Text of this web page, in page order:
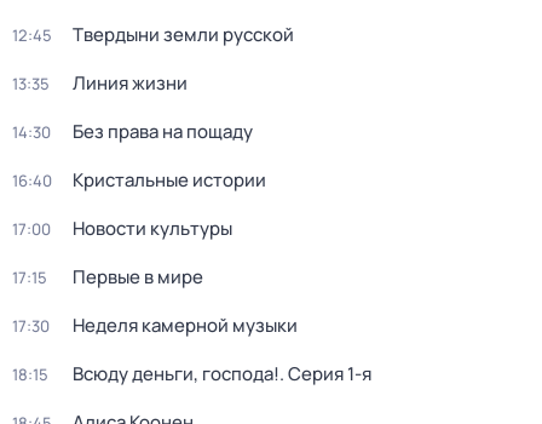
12:45 Твердыни земли русской
13:35 Линия жизни
14:30 Без права на пощаду
16:40 Кристальные истории
17:00 Новости культуры
17:15 Первые в мире
17:30 Неделя камерной музыки
18:15 Всюду деньги, господа!. Серия 1-я